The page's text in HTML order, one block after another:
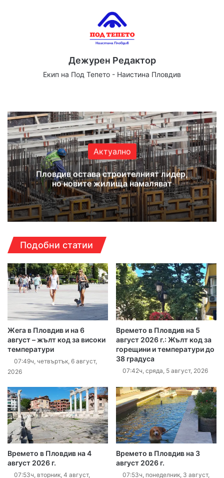
Дежурен Редактор
Екип на Под Тепето - Наистина Пловдив
Актуално
Пловдив остава строителният лидер,
но новите жилища намаляват
Подобни статии
Жега в Пловдив и на 6
август – жълт код за високи
температури
07:49ч, четвъртък, 6 август,
2026
Времето в Пловдив на 5
август 2026 г.: Жълт код за
горещини и температури до
38 градуса
07:42ч, сряда, 5 август, 2026
Времето в Пловдив на 4
август 2026 г.
07:53ч, вторник, 4 август,
Времето в Пловдив на 3
август 2026 г.
07:53ч, понеделник, 3 август,